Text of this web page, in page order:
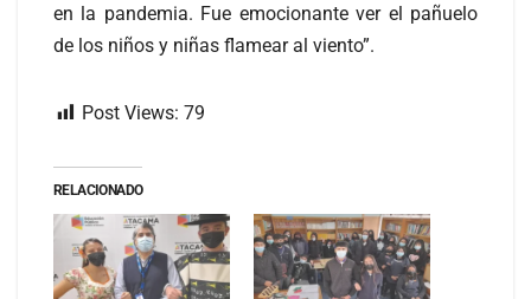
en la pandemia. Fue emocionante ver el pañuelo
de los niños y niñas flamear al viento”.
Post Views: 79
RELACIONADO